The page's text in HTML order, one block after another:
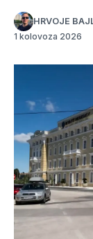
HRVOJE
1 kolovoza 2026